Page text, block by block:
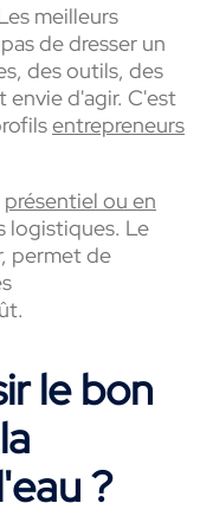
meilleurs
de dresser un
des outils, des
envie d'agir. C'est
entrepreneurs
présentiel ou en
logistiques. Le
permet de
le bon
?